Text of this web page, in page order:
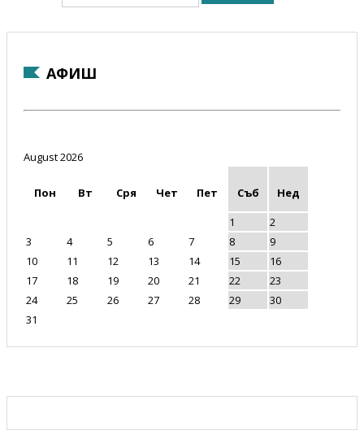
АФИШ
August 2026
Пон Вт Сря Чет Пет Съб
Нед
1
2
3
4 5 6 7 8
9
10
11 12 13 14 15
16
17
18 19 20 21 22
23
24
25 26 27 28 29
30
31